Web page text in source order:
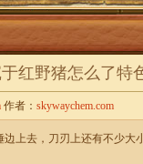
红野猪怎么了特
作者： skywaychem.com
上去，刀刃上还有不少大